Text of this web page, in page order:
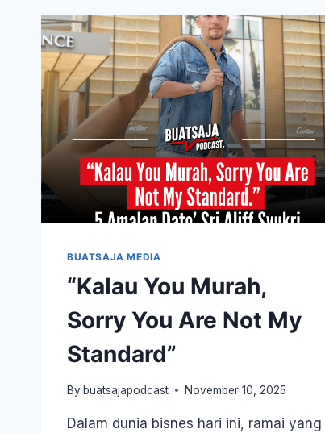
BUATSAJA MEDIA
“Kalau You Murah,
Sorry You Are Not My
Standard”
By buatsajapodcast November 10, 2025
Dalam dunia bisnes hari ini, ramai yang